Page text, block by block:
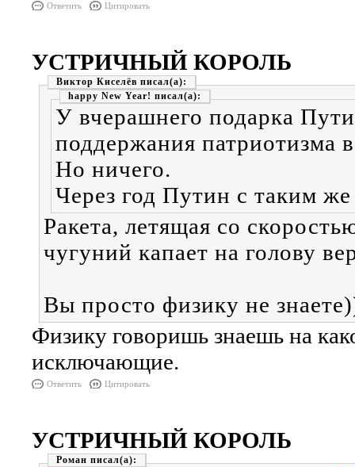
Ответить Цитировать
УСТРИЧНЫЙ КОРОЛЬ
Виктор Киселёв
happy New Year!
У вчерашнего подарка
поддержания патриотизма
Но ничего.
Через год Путин с таким
Ракета, летящая со
чугуний капает на голову
Вы просто физику не
Физику говоришь знаешь на
исключающие.
Ответить Цитировать
УСТРИЧНЫЙ КОРОЛЬ
Роман